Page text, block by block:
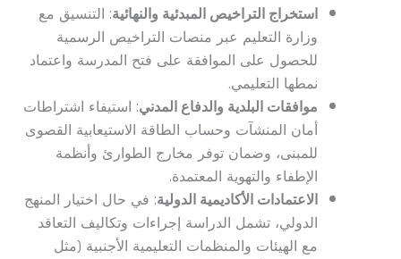
استخراج التراخيص المبدئية والنهائية: التنسيق مع
وزارة التعليم عبر منصات التراخيص الرسمية
للحصول على الموافقة على فتح المدرسة واعتماد
نمطها التعليمي.
موافقات البلدية والدفاع المدني: استيفاء اشتراطات
أمان المنشآت وحساب الطاقة الاستيعابية القصوى
للمبنى، وضمان توفر مخارج الطوارئ وأنظمة
الإطفاء والتهوية المعتمدة.
الاعتمادات الأكاديمية الدولية: في حال اختيار المنهج
الدولي، تشمل الدراسة إجراءات وتكاليف التعاقد
مع الهيئات والمنظمات التعليمية الأجنبية (مثل